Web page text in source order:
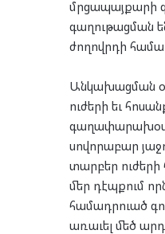
մրցապայքարի
գաղութացման
ժողովրդի
Անկախացման
ուժերի եւ
սովորաբար
տարբեր ուժերի
մեր դէպքում
համադրուած
առաւել մեծ